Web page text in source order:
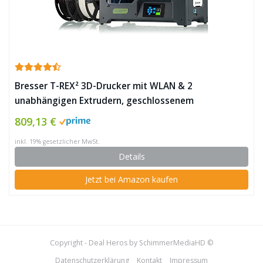
Bresser T-REX² 3D-Drucker mit WLAN & 2
unabhängigen Extrudern, geschlossenem
Metallgehäuse (200x148x150mm) ✪
809,13 €
inkl. 19% gesetzlicher MwSt.
Details
Jetzt bei Amazon kaufen
Copyright - Deal Heros by SchimmerMediaHD ©
Datenschutzerklärung
Kontakt Impressum